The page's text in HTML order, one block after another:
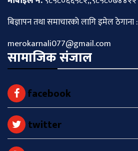
बिज्ञापन तथा समाचारकाे लागि इमेल ठेगाना :
merokarnali077@gmail.com
सामाजिक संजाल
facebook
twitter